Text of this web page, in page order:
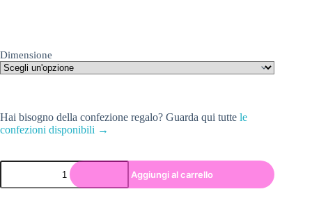
Dimensione
Hai bisogno della confezione regalo? Guarda qui tutte le
confezioni disponibili →
Aggiungi al carrello